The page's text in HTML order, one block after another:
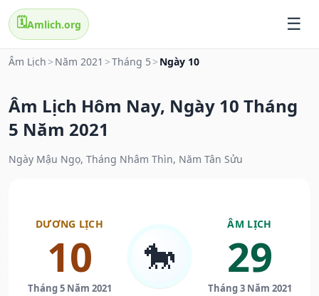
🗓️Amlich.org
Âm Lịch > Năm 2021 >Tháng 5 > Ngày 10
Âm Lịch Hôm Nay, Ngày 10 Tháng
5 Năm 2021
Ngày Mậu Ngọ, Tháng Nhâm Thìn, Năm Tân Sửu
DƯƠNG LỊCH
10
Tháng 5 Năm 2021
🐎
ÂM LỊCH
29
Tháng 3 Năm 2021